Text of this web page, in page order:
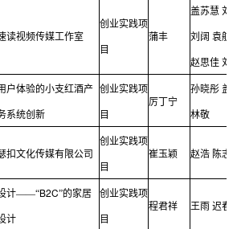
读视频传媒工作室
创业实践项
目
蒲丰
盖苏慧 刘
刘阔 袁航
赵思佳 刘
户体验的小支红酒产
系统创新
创业实践项
目
厉丁宁
孙晓彤 盖
林敬
扣文化传媒有限公司
创业实践项
目
崔玉颖 赵浩 陈志
计——“B2C”的家居
计
创业实践项
目
程君祥 王雨 迟春